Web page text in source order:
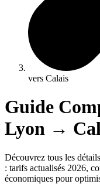
vers Calais
Guide
Lyon →
Découvrez tous les
: tarifs actualisés 2026,
économiques pour